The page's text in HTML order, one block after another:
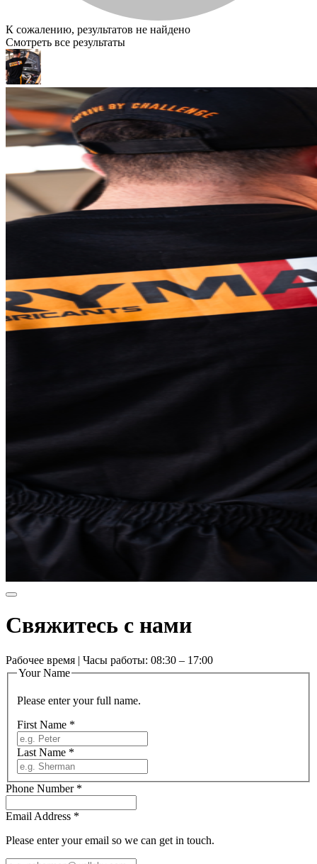
К сожалению, результатов не найдено
Смотреть все результаты
Свяжитесь с нами
Рабочее время | Часы работы: 08:30 – 17:00
Your Name
Please enter your full name.
First Name *
Last Name *
Phone Number *
Email Address *
Please enter your email so we can get in touch.